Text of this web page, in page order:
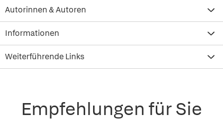
Autorinnen & Autoren
Informationen
Weiterführende Links
Empfehlungen für Sie